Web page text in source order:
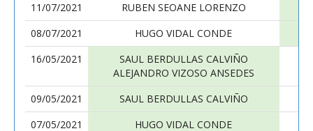
11/07/2021
RUBEN SEOANE LORENZO
08/07/2021
HUGO VIDAL CONDE
16/05/2021
SAUL BERDULLAS CALVIÑO
ALEJANDRO VIZOSO ANSEDES
09/05/2021
SAUL BERDULLAS CALVIÑO
07/05/2021
HUGO VIDAL CONDE